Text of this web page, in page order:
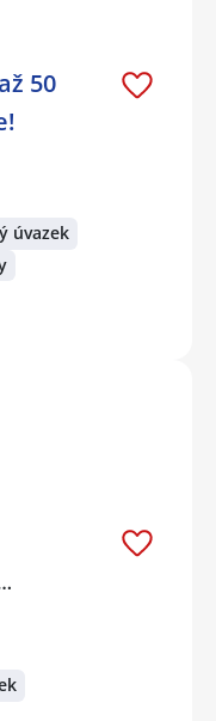
50
úvazek